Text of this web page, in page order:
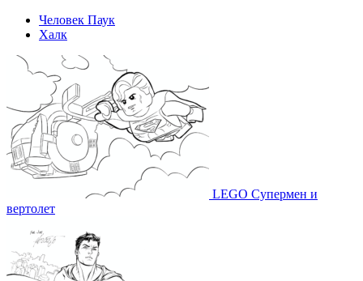
Человек Паук
Халк
LEGO Супермен и
вертолет